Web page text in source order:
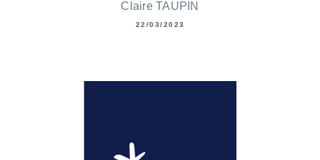
Claire TAUPIN
22/03/2023